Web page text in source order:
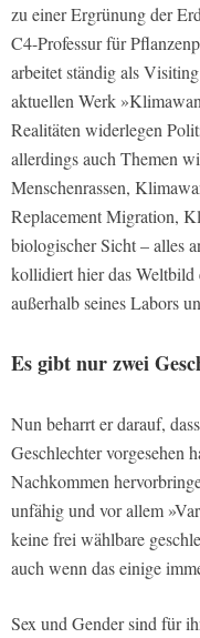
zu einer Ergrünung der
C4-Professur für
arbeitet ständig als
aktuellen Werk
Realitäten widerlegen
allerdings auch Themen
Menschenrassen,
Replacement Migration,
biologischer Sicht – alles
kollidiert hier das Weltbild
außerhalb seines Labors
Es gibt nur zwei
Nun beharrt er darauf,
Geschlechter vorgesehen
Nachkommen
unfähig und vor allem
keine frei wählbare
auch wenn das einige
Sex und Gender sind für